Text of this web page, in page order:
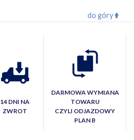
do góry
14 DNI NA
ZWROT
DARMOWA WYMIANA
TOWARU
CZYLI ODJAZDOWY
PLAN B